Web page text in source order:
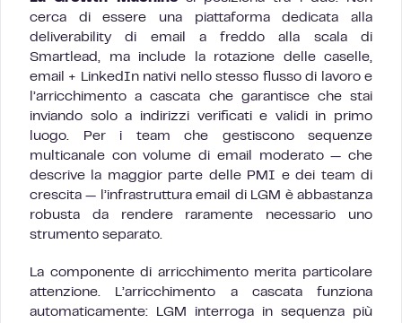
cerca di essere una piattaforma dedicata alla
deliverability di email a freddo alla scala di
Smartlead, ma include la rotazione delle caselle,
email + LinkedIn nativi nello stesso flusso di lavoro e
l’arricchimento a cascata che garantisce che stai
inviando solo a indirizzi verificati e validi in primo
luogo. Per i team che gestiscono sequenze
multicanale con volume di email moderato — che
descrive la maggior parte delle PMI e dei team di
crescita — l’infrastruttura email di LGM è abbastanza
robusta da rendere raramente necessario uno
strumento separato.
La componente di arricchimento merita particolare
attenzione. L’arricchimento a cascata funziona
automaticamente: LGM interroga in sequenza più